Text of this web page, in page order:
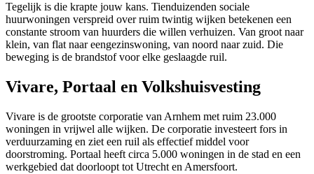
Tegelijk is die krapte jouw kans. Tienduizenden sociale
huurwoningen verspreid over ruim twintig wijken betekenen een
constante stroom van huurders die willen verhuizen. Van groot naar
klein, van flat naar eengezinswoning, van noord naar zuid. Die
beweging is de brandstof voor elke geslaagde ruil.
Vivare, Portaal en Volkshuisvesting
Vivare is de grootste corporatie van Arnhem met ruim 23.000
woningen in vrijwel alle wijken. De corporatie investeert fors in
verduurzaming en ziet een ruil als effectief middel voor
doorstroming. Portaal heeft circa 5.000 woningen in de stad en een
werkgebied dat doorloopt tot Utrecht en Amersfoort.